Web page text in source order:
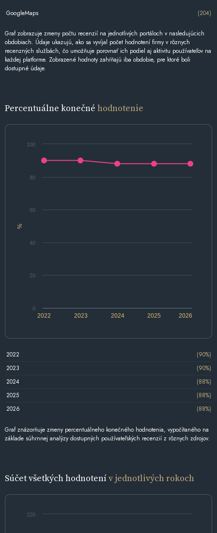
GoogleMaps (204)
Graf zobrazuje zmeny počtu recenzií na jednotlivých portáloch v nasledujúcich
obdobiach. Údaje ukazujú, ako sa vyvíjal počet hodnotení firmy v rôznych
recenzných službách, čo umožňuje porovnať ich podiel aj aktivitu používateľov na
každej platforme. Zobrazené hodnoty zahŕňajú iba obdobie, pre ktoré boli
dostupné údaje.
Percentuálne konečné hodnotenie
%
2022 2024 2026
2023 2025
0
20
40
60
80
100
2022
(90%)
2023
(90%)
2024
(88%)
2025
(88%)
2026
(88%)
Graf znázorňuje zmeny percentuálneho konečného hodnotenia, vypočítaného na
základe súhrnnej analýzy dostupných používateľských recenzií z rôznych zdrojov.
Súčet všetkých hodnotenív jednotlivých rokoch
220